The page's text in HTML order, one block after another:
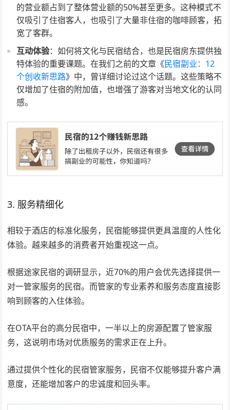
的营业额占到了整体营业额的50%甚至更多。这种模式不
仅吸引了住宿客人，也吸引了大量非住宿的咖啡顾客，拓
宽了客群。
互动体验：如何将文化与民宿结合，也是民宿房东提供独
特体验的重要课题。在我们之前的文章《民宿副业：12
个创收新思路》中，曾详细讨论过这个话题。这些策略不
仅增加了住宿的附加值，也增强了游客对当地文化的认同
感。
3. 服务精细化
相较于酒店的标准化服务，民宿能够提供更具温度的人性化
体验。越来越多的消费者开始重视这一点。
根据途家民宿的调研显示，近70%的用户会优先选择提供一
对一管家服务的民宿。而管家的专业素养和服务态度直接影
响到顾客的入住体验。
在OTA平台的高分民宿中，一半以上的房源配置了管家服
务，这说明市场对优质服务的需求正在上升。
通过提供个性化的民宿管家服务，民宿不仅能够提升客户满
意度，还能增加客户的忠诚度和回头率。